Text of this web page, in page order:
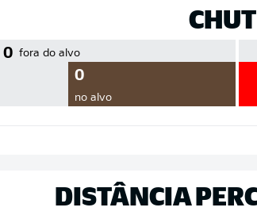
0 fora do alvo
0
no alvo
DISTÂNCIA